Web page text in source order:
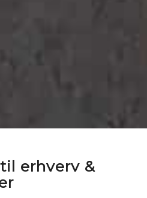
erhverv &